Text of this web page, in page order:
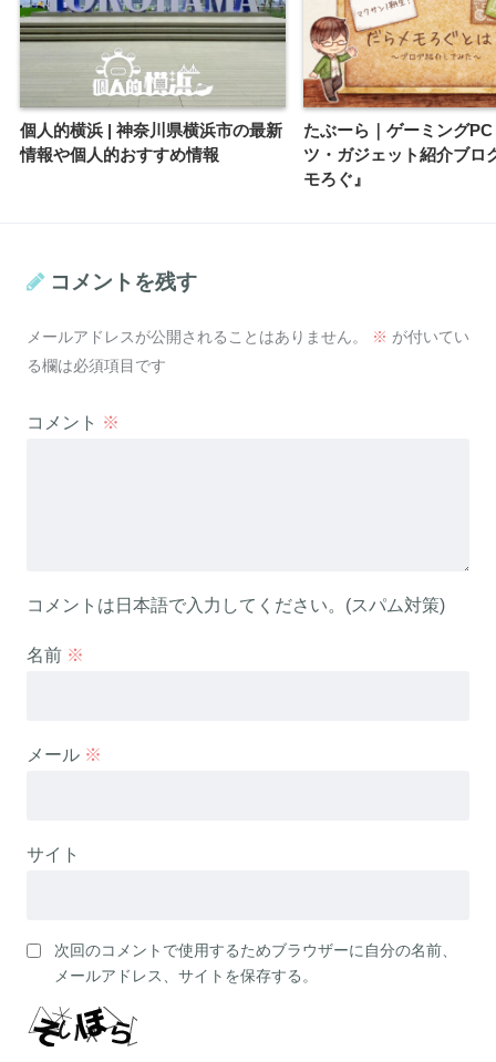
個人的横浜 | 神奈川県横浜市の最新
情報や個人的おすすめ情報
たぶーら｜ゲーミング
ツ・ガジェット紹介ブロ
モろぐ』
コメントを残す
メールアドレスが公開されることはありません。 ※ が付いてい
る欄は必須項目です
コメント ※
コメントは日本語で入力してください。(スパム対策)
名前 ※
メール ※
サイト
次回のコメントで使用するためブラウザーに自分の名前、
メールアドレス、サイトを保存する。